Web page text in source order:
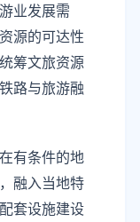
业发展需
源的可达性
筹文旅资源
路与旅游融
有条件的地
融入当地特
套设施建设